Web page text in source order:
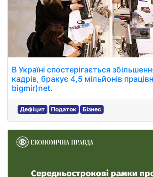
В Україні спостерігається
кадрів, бракує 4,5 мільйонів
bigmir)net.
Дефіцит Податок Бізнес